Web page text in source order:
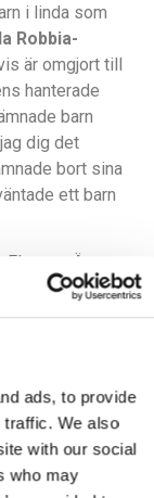
ads, to provide
traffic. We also
with our social
who may
i linda som
Robbia-
är omgjort till
hanterade
barn
dig det
bort sina
ett barn
Än
används som
konserter